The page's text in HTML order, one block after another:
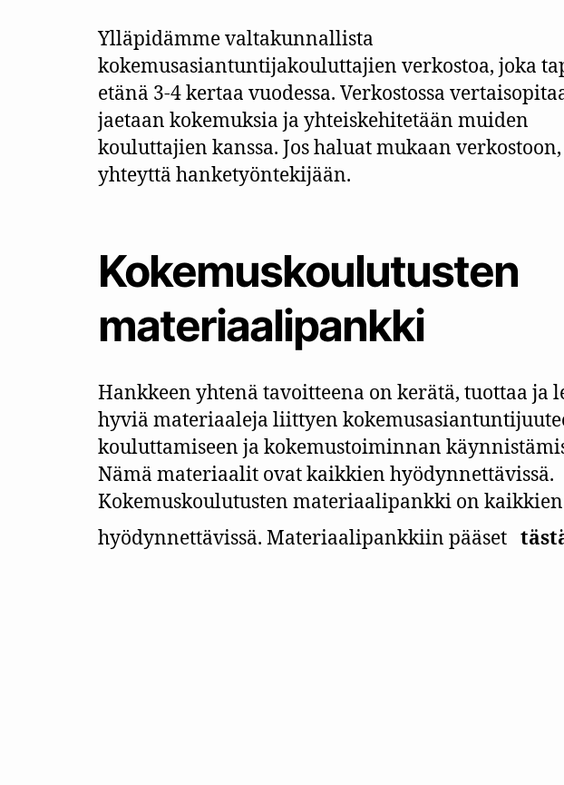
Ylläpidämme valtakunnallista
kokemusasiantuntijakouluttajien verkostoa, joka
etänä 3-4 kertaa vuodessa. Verkostossa
jaetaan kokemuksia ja yhteiskehitetään muiden
kouluttajien kanssa. Jos haluat mukaan
yhteyttä hanketyöntekijään.
Kokemuskoulutusten
materiaalipankki
Hankkeen yhtenä tavoitteena on kerätä, tuottaa ja
hyviä materiaaleja liittyen
kouluttamiseen ja kokemustoiminnan
Nämä materiaalit ovat kaikkien hyödynnettävissä.
Kokemuskoulutusten materiaalipankki on kaikkien
hyödynnettävissä. Materiaalipankkiin pääset